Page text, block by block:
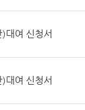
대여 신청서
대여 신청서